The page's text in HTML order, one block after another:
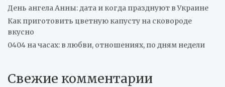
День ангела Анны: дата и когда празднуют в Украине
Как приготовить цветную капусту на сковороде
вкусно
0404 на часах: в любви, отношениях, по дням недели
Свежие комментарии